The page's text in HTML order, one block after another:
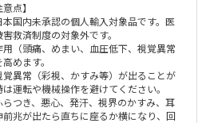
点】
本国内未承認の個人輸入対象品です。医
救済制度の対象外です。
用（頭痛、めまい、血圧低下、視覚異常
めます。
覚異常（彩視、かすみ等）が出ることが
運転や機械操作を避けてください。
らつき、悪心、発汗、視界のかすみ、耳
兆が出たら直ちに座るか横になり、回